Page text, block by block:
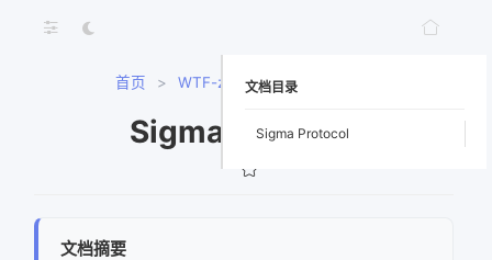
首页 > WTF-zk > Sigma Protocol
Sigma Protocol
文档摘要
文档目录
Sigma Protocol